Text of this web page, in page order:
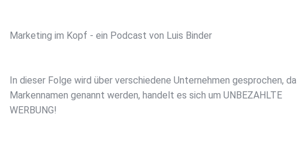
Marketing im Kopf - ein Podcast von Luis Binder
In dieser Folge wird über verschiedene Unternehmen gesprochen, da
Markennamen genannt werden, handelt es sich um UNBEZAHLTE
WERBUNG!